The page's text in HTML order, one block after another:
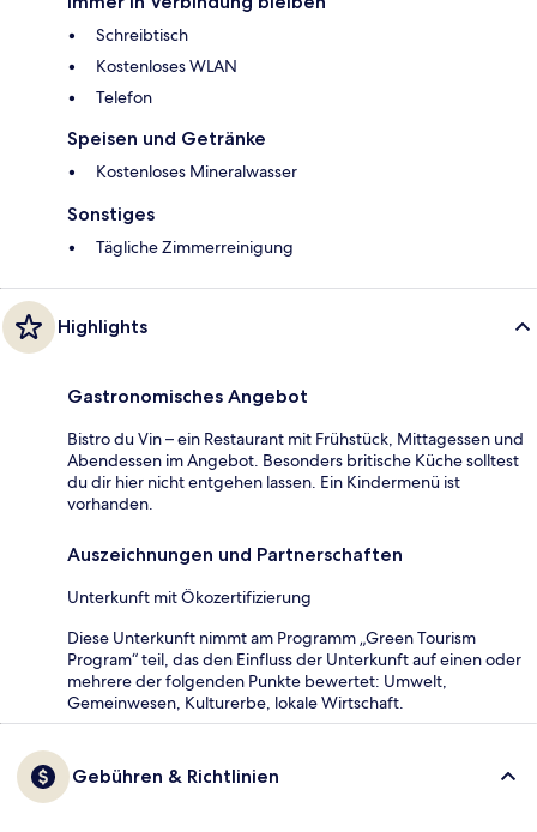
Schreibtisch
Kostenloses WLAN
Telefon
Speisen und Getränke
Kostenloses Mineralwasser
Sonstiges
Tägliche Zimmerreinigung
Highlights
Gastronomisches Angebot
Bistro du Vin – ein Restaurant mit Frühstück, Mittagessen und
Abendessen im Angebot. Besonders britische Küche solltest
du dir hier nicht entgehen lassen. Ein Kindermenü ist
vorhanden.
Auszeichnungen und Partnerschaften
Unterkunft mit Ökozertifizierung
Diese Unterkunft nimmt am Programm „Green Tourism
Program“ teil, das den Einfluss der Unterkunft auf einen oder
mehrere der folgenden Punkte bewertet: Umwelt,
Gemeinwesen, Kulturerbe, lokale Wirtschaft.
Gebühren & Richtlinien